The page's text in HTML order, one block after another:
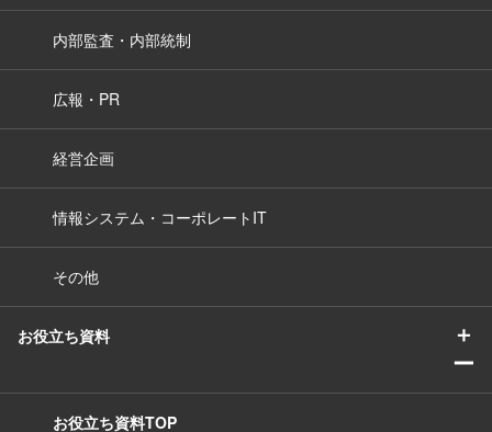
内部監査・内部統制
広報・PR
経営企画
情報システム・コーポレートIT
その他
お役立ち資料
＋
ー
お役立ち資料TOP